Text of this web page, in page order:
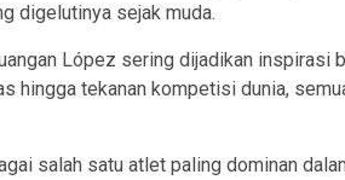
digelutinya sejak muda.
López sering dijadikan inspirasi
hingga tekanan kompetisi dunia,
salah satu atlet paling dominan